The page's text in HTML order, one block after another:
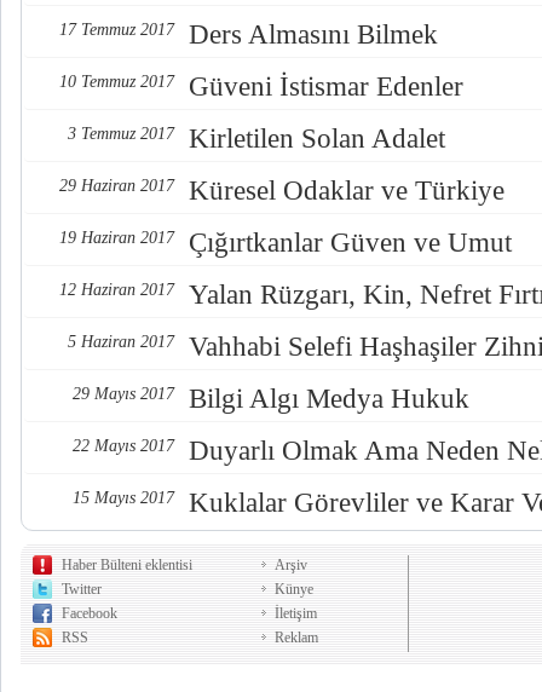
17 Temmuz 2017 Ders Almasını Bilmek
10 Temmuz 2017 Güveni İstismar Edenler
3 Temmuz 2017 Kirletilen Solan Adalet
29 Haziran 2017 Küresel Odaklar ve Türkiye
19 Haziran 2017 Çığırtkanlar Güven ve Umut
12 Haziran 2017 Yalan Rüzgarı, Kin, Nefret
5 Haziran 2017 Vahhabi Selefi Haşhaşiler
29 Mayıs 2017 Bilgi Algı Medya Hukuk
22 Mayıs 2017 Duyarlı Olmak Ama Neden
15 Mayıs 2017 Kuklalar Görevliler ve Karar
Haber Bülteni eklentisi
Twitter
Facebook
RSS
Arşiv
Künye
İletişim
Reklam